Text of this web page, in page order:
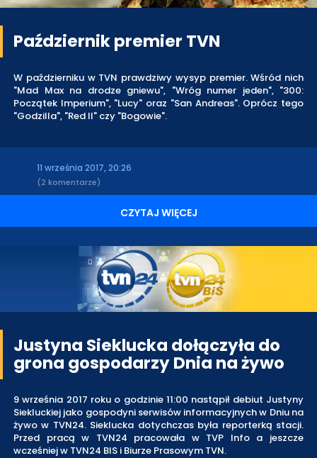
Październik premier TVN
W październiku w TVN prawdziwy wysyp premier. Wśród nich
"Mad Max na drodze gniewu", "Wróg numer jeden", "300:
Początek Imperium", "Lucy" oraz "San Andreas". Oprócz tego
"Godzilla", "Red II" czy "Bogowie".
11 września 2017, 20:26
(2 komentarze)
CZYTAJ WIĘCEJ
Justyna Sieklucka dołączyła do
grona gospodarzy Dnia na żywo
9 września 2017 roku o godzinie 11:00 nastąpił debiut Justyny
Siekluckiej jako gospodyni serwisów informacyjnych w Dniu na
żywo w TVN24. Sieklucka dotychczas była reporterką stacji.
Przed pracą w TVN24 pracowała w TVP Info a jeszcze
wcześniej w TVN24 BIS i Biurze Prasowym TVN.